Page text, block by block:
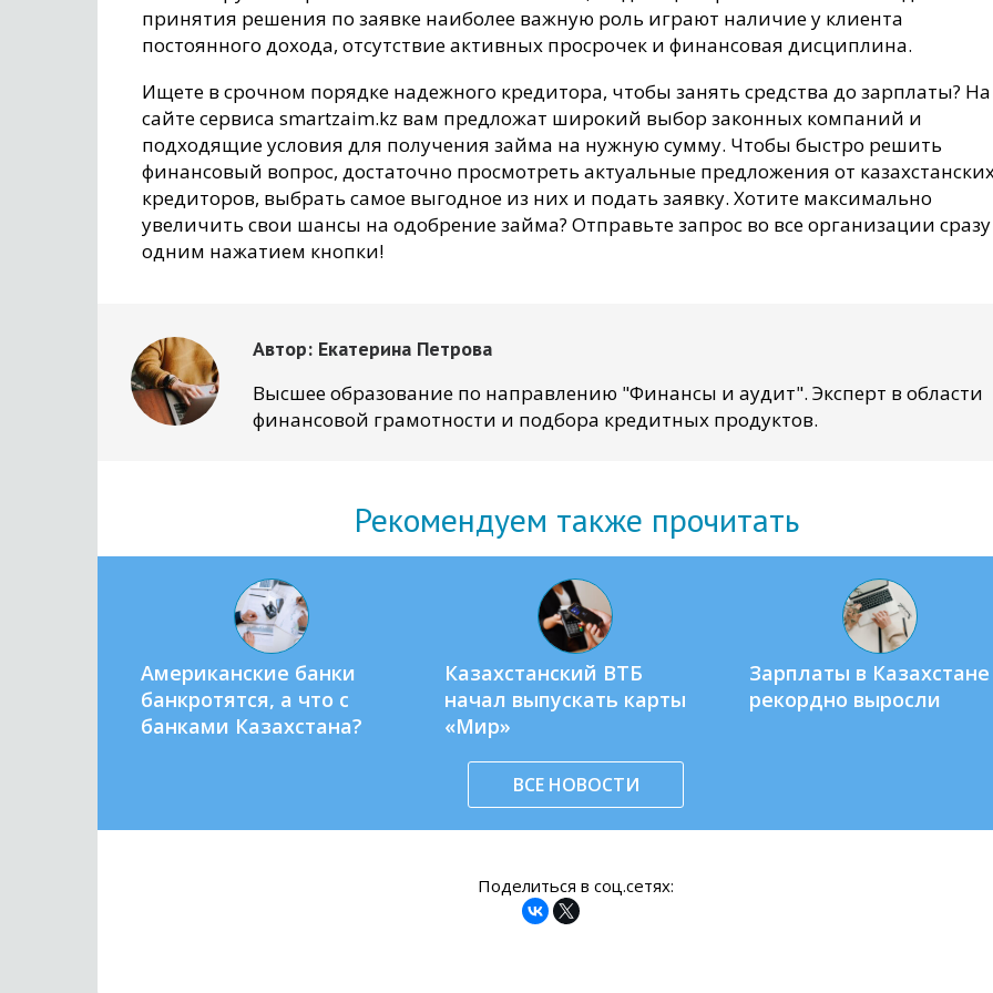
принятия решения по заявке наиболее важную роль играют наличие у клиента
постоянного дохода, отсутствие активных просрочек и финансовая дисциплина.
Ищете в срочном порядке надежного кредитора, чтобы занять средства до зарплаты? На
сайте сервиса smartzaim.kz вам предложат широкий выбор законных компаний и
подходящие условия для получения займа на нужную сумму. Чтобы быстро решить
финансовый вопрос, достаточно просмотреть актуальные предложения от
кредиторов, выбрать самое выгодное из них и подать заявку. Хотите максимально
увеличить свои шансы на одобрение займа? Отправьте запрос во все организации сразу
одним нажатием кнопки!
Автор: Екатерина Петрова
Высшее образование по направлению "Финансы и аудит". Эксперт в области
финансовой грамотности и подбора кредитных продуктов.
Рекомендуем также прочитать
Американские банки
банкротятся, а что с
банками Казахстана?
Казахстанский ВТБ
начал выпускать карты
«Мир»
Зарплаты в Казахстане
рекордно выросли
ВСЕ НОВОСТИ
Поделиться в соц.сетях: